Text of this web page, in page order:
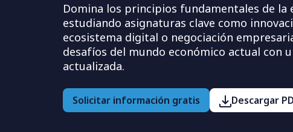
Domina los principios fundamentales de la
estudiando asignaturas clave como
ecosistema digital o negociación
desafíos del mundo económico actual con
actualizada.
Solicitar información gratis Descargar